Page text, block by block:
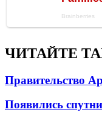
ЧИТАЙТЕ
Правительство
Появились